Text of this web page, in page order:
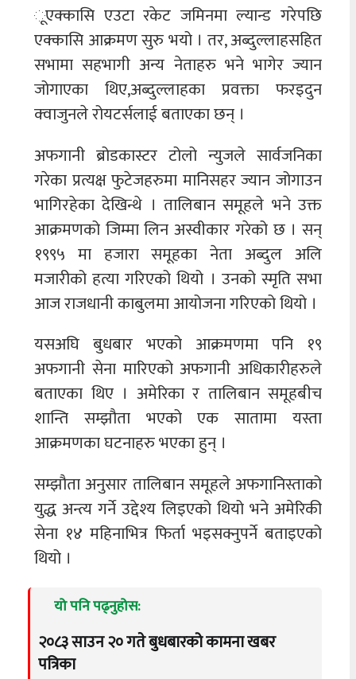
ूएक्कासि एउटा रकेट जमिनमा ल्यान्ड गरेपछि
एक्कासि आक्रमण सुरु भयो । तर, अब्दुल्लाहसहित
सभामा सहभागी अन्य नेताहरु भने भागेर ज्यान
जोगाएका थिए,अब्दुल्लाहका प्रवक्ता फरइदुन
क्‍वाजुनले रोयटर्सलाई बताएका छन् ।
अफगानी ब्रोडकास्टर टोलो न्युजले सार्वजनिका
गरेका प्रत्यक्ष फुटेजहरुमा मानिसहर ज्यान जोगाउन
भागिरहेका देखिन्थे । तालिबान समूहले भने उक्त
आक्रमणको जिम्मा लिन अस्वीकार गरेको छ । सन्
१९९५ मा हजारा समूहका नेता अब्दुल अलि
मजारीको हत्या गरिएको थियो । उनको स्मृति सभा
आज राजधानी काबुलमा आयोजना गरिएको थियो ।
यसअघि बुधबार भएको आक्रमणमा पनि १९
अफगानी सेना मारिएको अफगानी अधिकारीहरुले
बताएका थिए । अमेरिका र तालिबान समूहबीच
शान्ति सम्झौता भएको एक सातामा यस्ता
आक्रमणका घटनाहरु भएका हुन् ।
सम्झौता अनुसार तालिबान समूहले अफगानिस्ताको
युद्ध अन्त्य गर्ने उद्देश्‍य लिइएको थियो भने अमेरिकी
सेना १४ महिनाभित्र फिर्ता भइसक्नुपर्ने बताइएको
थियो ।
यो पनि पढ्नुहोस:
२०८३ साउन २० गते बुधबारको कामना खबर
पत्रिका